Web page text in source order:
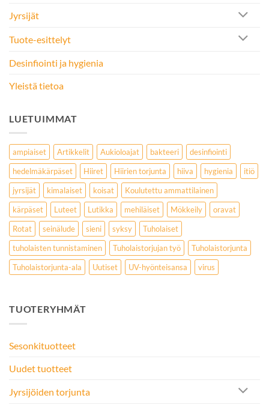
Jyrsijät
Tuote-esittelyt
Desinfiointi ja hygienia
Yleistä tietoa
LUETUIMMAT
ampiaiset Artikkelit Aukioloajat bakteeri
desinfiointi
hedelmäkärpäset
Hiiret Hiirien torjunta hiiva hygienia
itiö
jyrsijät
kimalaiset koisat
Koulutettu ammattilainen
kärpäset
Luteet Lutikka mehiläiset Mökkeily
oravat
Rotat
seinälude sieni syksy
Tuholaiset
tuholaisten tunnistaminen
Tuholaistorjujan työ
Tuholaistorjunta
Tuholaistorjunta-ala
Uutiset UV-hyönteisansa virus
TUOTERYHMÄT
Sesonkituotteet
Uudet tuotteet
Jyrsijöiden torjunta